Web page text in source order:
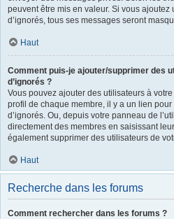
peuvent être mis en valeur. Si vous ajoutez
d’ignorés, tous ses messages seront
Haut
Comment puis-je ajouter/supprimer des
d’ignorés ?
Vous pouvez ajouter des utilisateurs à
profil de chaque membre, il y a un lien pour
d’ignorés. Ou, depuis votre panneau de
directement des membres en saisissant
également supprimer des utilisateurs de
Haut
Recherche dans les forums
Comment rechercher dans les forums ?